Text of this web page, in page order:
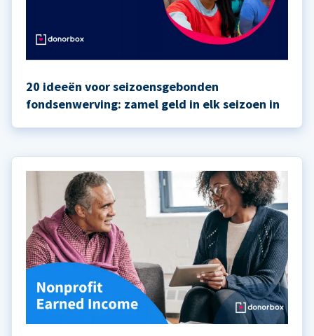
20 ideeën voor seizoensgebonden
fondsenwerving: zamel geld in elk seizoen in